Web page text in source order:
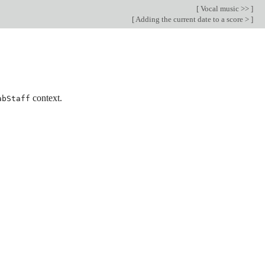
[ Vocal music >> ]
[Adding the current date to a score > ]
context.